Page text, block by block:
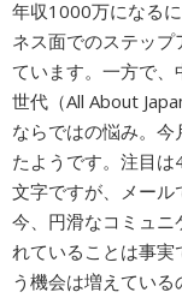
年収1000万になる
ネス面でのステッ
ています。一方で
世代（All About
ならではの悩み。
たようです。注目
文字ですが、メー
今、円滑なコミュニ
れていることは事
う機会は増えてい